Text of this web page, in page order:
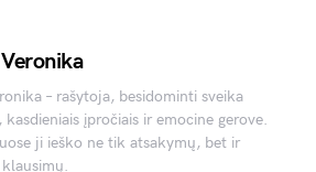
– rašytoja, besidominti sveika
kasdieniais įpročiais ir emocine gerove.
ji ieško ne tik atsakymų, bet ir